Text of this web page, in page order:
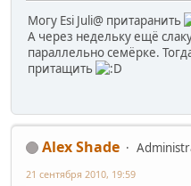
Могу Esi Juli@ притаранить
А через недельку ещё
параллельно семёрке.
притащить
Alex Shade
21 сентября 2010, 19:59